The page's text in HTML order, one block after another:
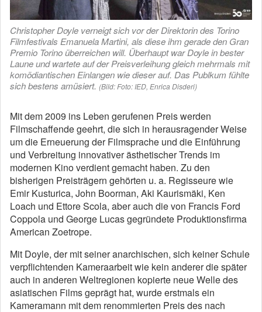
Christopher Doyle verneigt sich vor der Direktorin des Torino
Filmfestivals Emanuela Martini, als diese ihm gerade den Gran
Premio Torino überreichen will. Überhaupt war Doyle in bester
Laune und wartete auf der Preisverleihung gleich mehrmals mit
komödiantischen Einlangen wie dieser auf. Das Publkum fühlte
sich bestens amüsiert. (Bild: Foto: IED, Enrica Disderi)
Mit dem 2009 ins Leben gerufenen Preis werden
Filmschaffende geehrt, die sich in herausragender Weise
um die Erneuerung der Filmsprache und die Einführung
und Verbreitung innovativer ästhetischer Trends im
modernen Kino verdient gemacht haben. Zu den
bisherigen Preisträgern gehörten u. a. Regisseure wie
Emir Kusturica, John Boorman, Aki Kaurismäki, Ken
Loach und Ettore Scola, aber auch die von Francis Ford
Coppola und George Lucas gegründete Produktionsfirma
American Zoetrope.
Mit Doyle, der mit seiner anarchischen, sich keiner Schule
verpflichtenden Kameraarbeit wie kein anderer die später
auch in anderen Weltregionen kopierte neue Welle des
asiatischen Films geprägt hat, wurde erstmals ein
Kameramann mit dem renommierten Preis des nach